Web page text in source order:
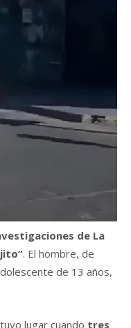
de La
. El hombre, de
de 13 años,
lugar cuando tres